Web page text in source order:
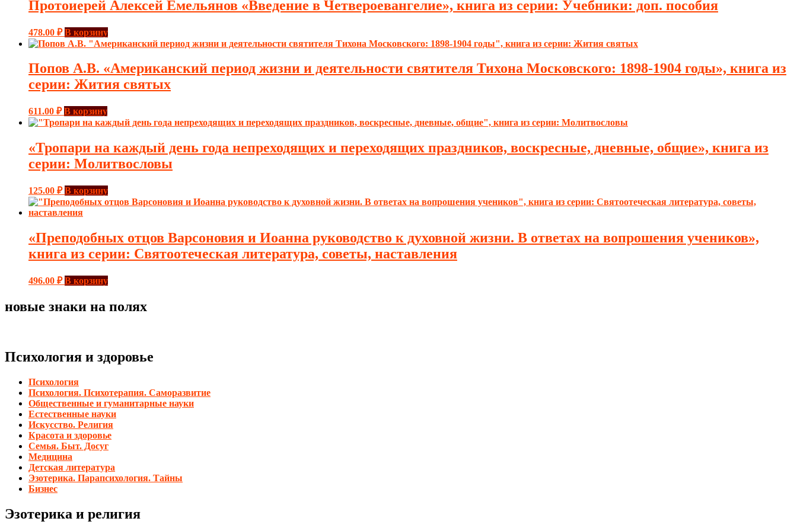
Протоиерей Алексей Емельянов «Введение в Четвероевангелие», книга из серии: Учебники: доп. пособия
478.00 ₽ В корзину
Попов А.В. «Американский период жизни и деятельности святителя Тихона Московского: 1898-1904 годы», книга из
серии: Жития святых
611.00 ₽ В корзину
«Тропари на каждый день года непреходящих и переходящих праздников, воскресные, дневные, общие», книга из
серии: Молитвословы
125.00 ₽ В корзину
«Преподобных отцов Варсоновия и Иоанна руководство к духовной жизни. В ответах на вопрошения учеников»,
книга из серии: Святоотеческая литература, советы, наставления
496.00 ₽ В корзину
новые знаки на полях
Психология и здоровье
Психология
Психология. Психотерапия. Саморазвитие
Общественные и гуманитарные науки
Естественные науки
Искусство. Религия
Красота и здоровье
Семья. Быт. Досуг
Медицина
Детская литература
Эзотерика. Парапсихология. Тайны
Бизнес
Эзотерика и религия